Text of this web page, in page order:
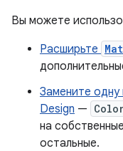
Вы можете
Расширьте
Замените одну
Design —
на
остальные.